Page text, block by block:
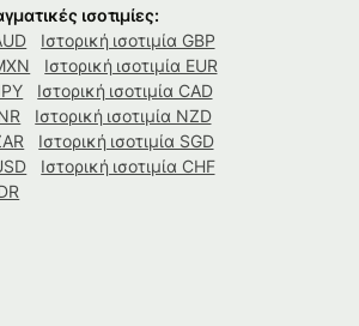
ισοτιμίες:
Ιστορική ισοτιμία GBP
Ιστορική ισοτιμία EUR
Ιστορική ισοτιμία CAD
Ιστορική ισοτιμία NZD
Ιστορική ισοτιμία SGD
Ιστορική ισοτιμία CHF